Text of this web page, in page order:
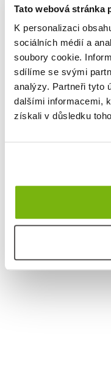
Tato webová stránka
K personalizaci
sociálních médií a
soubory cookie.
sdílíme se svými
analýzy. Partneři tyto
dalšími informacemi,
získali v důsledku